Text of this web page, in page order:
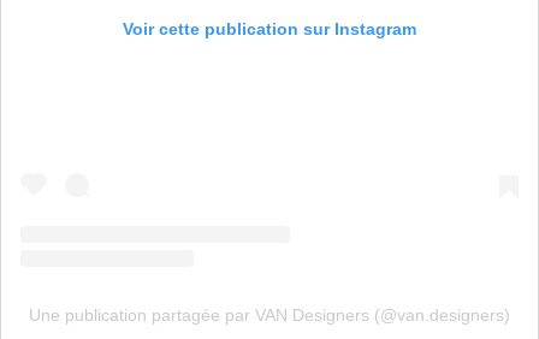
Voir cette publication sur Instagram
Une publication partagée par VAN Designers (@van.designers)